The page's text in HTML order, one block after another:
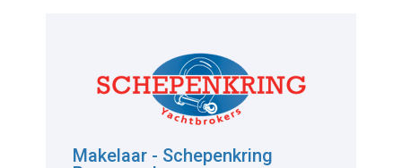
Makelaar - Schepenkring